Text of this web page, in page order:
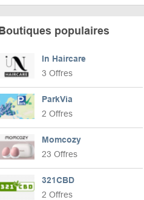
Boutiques populaires
In Haircare
3 Offres
ParkVia
2 Offres
Momcozy
23 Offres
321CBD
2 Offres